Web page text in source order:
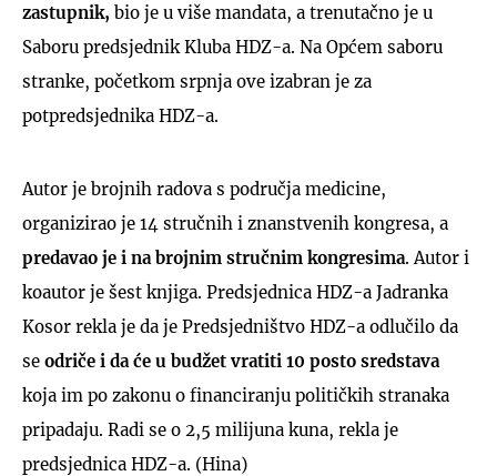
zastupnik, bio je u više mandata, a trenutačno je u
Saboru predsjednik Kluba HDZ-a. Na Općem saboru
stranke, početkom srpnja ove izabran je za
potpredsjednika HDZ-a.
Autor je brojnih radova s područja medicine,
organizirao je 14 stručnih i znanstvenih kongresa, a
predavao je i na brojnim stručnim kongresima. Autor i
koautor je šest knjiga. Predsjednica HDZ-a Jadranka
Kosor rekla je da je Predsjedništvo HDZ-a odlučilo da
se odriče i da će u budžet vratiti 10 posto sredstava
koja im po zakonu o financiranju političkih stranaka
pripadaju. Radi se o 2,5 milijuna kuna, rekla je
predsjednica HDZ-a. (Hina)